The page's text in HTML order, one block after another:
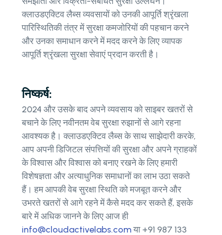
क्लाउडएक्टिव लैब्स व्यवसायों को उनकी आपूर्ति श्रृंखला
पारिस्थितिकी तंत्र में सुरक्षा कमजोरियों की पहचान करने
और उनका समाधान करने में मदद करने के लिए व्यापक
आपूर्ति श्रृंखला सुरक्षा सेवाएं प्रदान करती है।
निष्कर्ष:
2024 और उसके बाद अपने व्यवसाय को साइबर खतरों से
बचाने के लिए नवीनतम वेब सुरक्षा रुझानों से आगे रहना
आवश्यक है। क्लाउडएक्टिव लैब्स के साथ साझेदारी करके,
आप अपनी डिजिटल संपत्तियों की सुरक्षा और अपने ग्राहकों
के विश्वास और विश्वास को बनाए रखने के लिए हमारी
विशेषज्ञता और अत्याधुनिक समाधानों का लाभ उठा सकते
हैं। हम आपकी वेब सुरक्षा स्थिति को मजबूत करने और
उभरते खतरों से आगे रहने में कैसे मदद कर सकते हैं, इसके
बारे में अधिक जानने के लिए आज ही
info@cloudactivelabs.comया +91 987 133